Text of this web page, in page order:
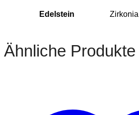
Edelstein Zirkonia
Ähnliche Produkte